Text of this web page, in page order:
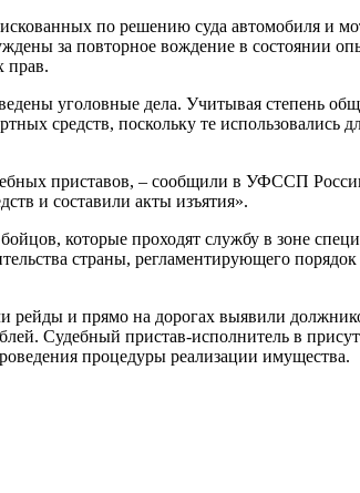
по решению суда автомобиля и
за повторное вождение в состоянии
прав.
уголовные дела. Учитывая степень
средств, поскольку те использовались
приставов, – сообщили в УФССП
и составили акты изъятия».
которые проходят службу в зоне
страны, регламентирующего
и прямо на дорогах выявили
Судебный пристав-исполнитель в
процедуры реализации имущества.